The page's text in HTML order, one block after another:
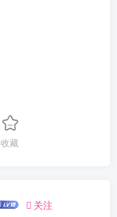
收藏
关注